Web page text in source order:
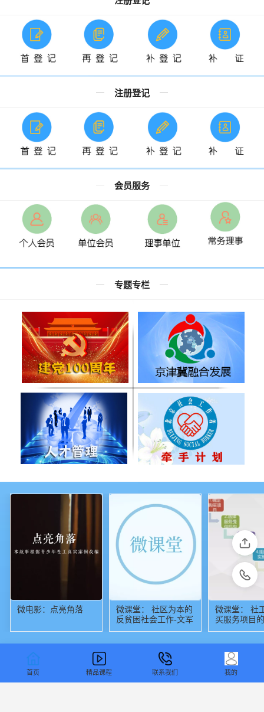
注册登记
会员服务
专题专栏
微电影：点亮角落
微课堂： 社区为本的
反贫困社会工作-文军
微课堂： 社
买服务项目
容和流程
首页 精品课程 联系我们 我的